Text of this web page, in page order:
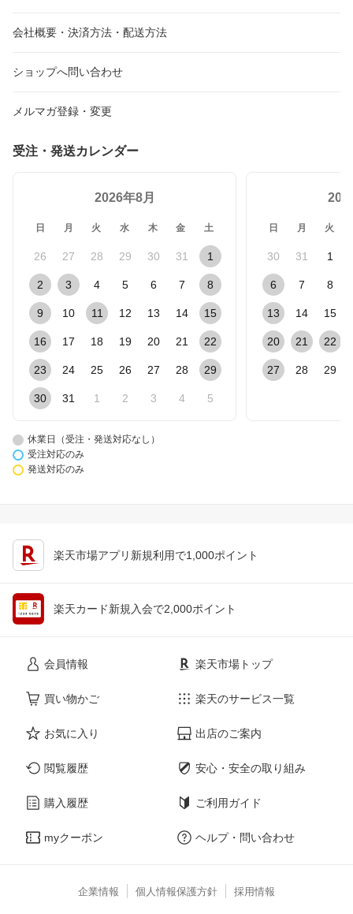
会社概要・決済方法・配送方法
ショップへ問い合わせ
メルマガ登録・変更
受注・発送カレンダー
2026年8月
日 月 火 水 木 金 土
26 27 28 29 30 31 1
2 3 4 5 6 7 8
9 10 11 12 13 14 15
16 17 18 19 20 21 22
23 24 25 26 27 28 29
30 31 1 2 3 4 5
日 月 火
30 31 1
6 7 8
13 14 15
20 21 22
27 28 29
休業日（受注・発送対応なし）
受注対応のみ
発送対応のみ
楽天市場アプリ新規利用で1,000ポイント
楽天カード新規入会で2,000ポイント
会員情報
買い物かご
お気に入り
閲覧履歴
購入履歴
myクーポン
楽天市場トップ
楽天のサービス一覧
出店のご案内
安心・安全の取り組み
ご利用ガイド
ヘルプ・問い合わせ
企業情報 個人情報保護方針 採用情報